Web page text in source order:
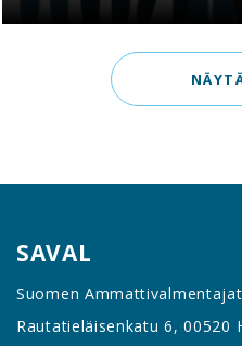
SAVAL
Suomen Ammattivalmentajat
Rautatieläisenkatu 6, 00520